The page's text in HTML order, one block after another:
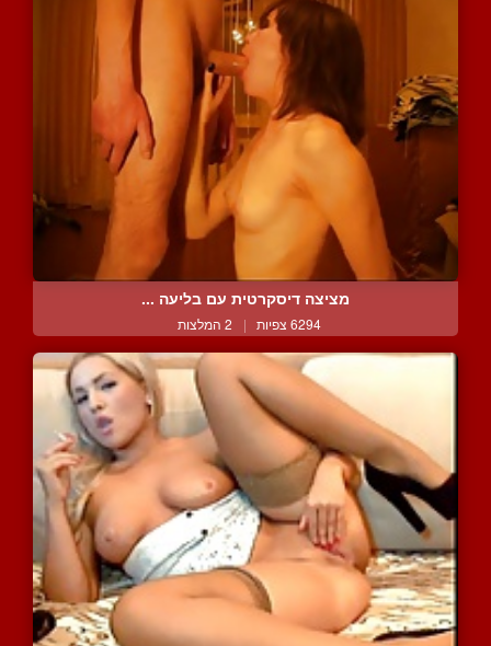
מציצה דיסקרטית עם בליעה ...
6294 צפיות | 2 המלצות